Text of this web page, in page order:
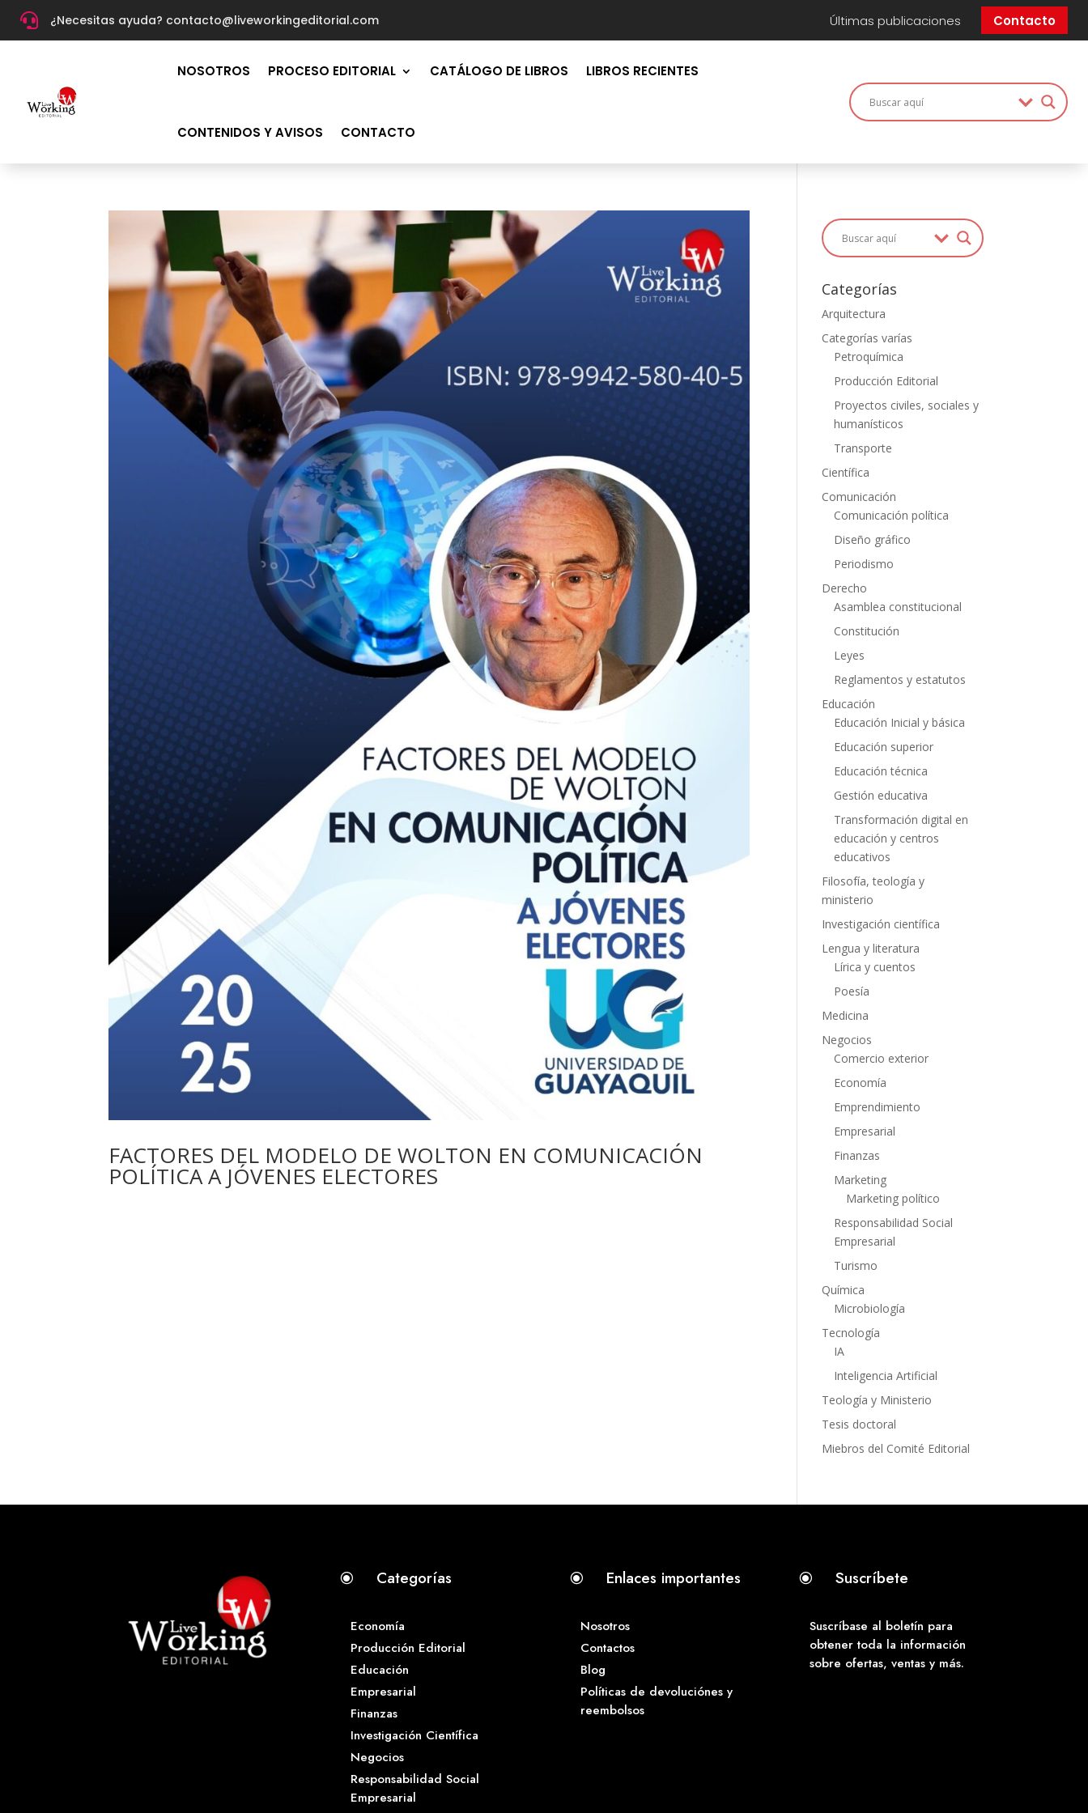
 ¿Necesitas ayuda? contacto@liveworkingeditorial.com Últimas publicaciones Contacto
NOSOTROS PROCESO EDITORIAL CATÁLOGO DE LIBROS LIBROS RECIENTES
CONTENIDOS Y AVISOS CONTACTO
FACTORES DEL MODELO DE WOLTON EN COMUNICACIÓN
POLÍTICA A JÓVENES ELECTORES
Categorías
Arquitectura
Categorías varías
Petroquímica
Producción Editorial
Proyectos civiles, sociales y
humanísticos
Transporte
Científica
Comunicación
Comunicación política
Diseño gráfico
Periodismo
Derecho
Asamblea constitucional
Constitución
Leyes
Reglamentos y estatutos
Educación
Educación Inicial y básica
Educación superior
Educación técnica
Gestión educativa
Transformación digital en
educación y centros
educativos
Filosofía, teología y
ministerio
Investigación científica
Lengua y literatura
Lírica y cuentos
Poesía
Medicina
Negocios
Comercio exterior
Economía
Emprendimiento
Empresarial
Finanzas
Marketing
Marketing político
Responsabilidad Social
Empresarial
Turismo
Química
Microbiología
Tecnología
IA
Inteligencia Artificial
Teología y Ministerio
Tesis doctoral
Miebros del Comité Editorial
\ Categorías
Economía
Producción Editorial
Educación
Empresarial
Finanzas
Investigación Científica
Negocios
Responsabilidad Social
Empresarial
\ Enlaces importantes
Nosotros
Contactos
Blog
Políticas de devoluciónes y
reembolsos
\ Suscríbete
Suscríbase al boletín para
obtener toda la información
sobre ofertas, ventas y más.